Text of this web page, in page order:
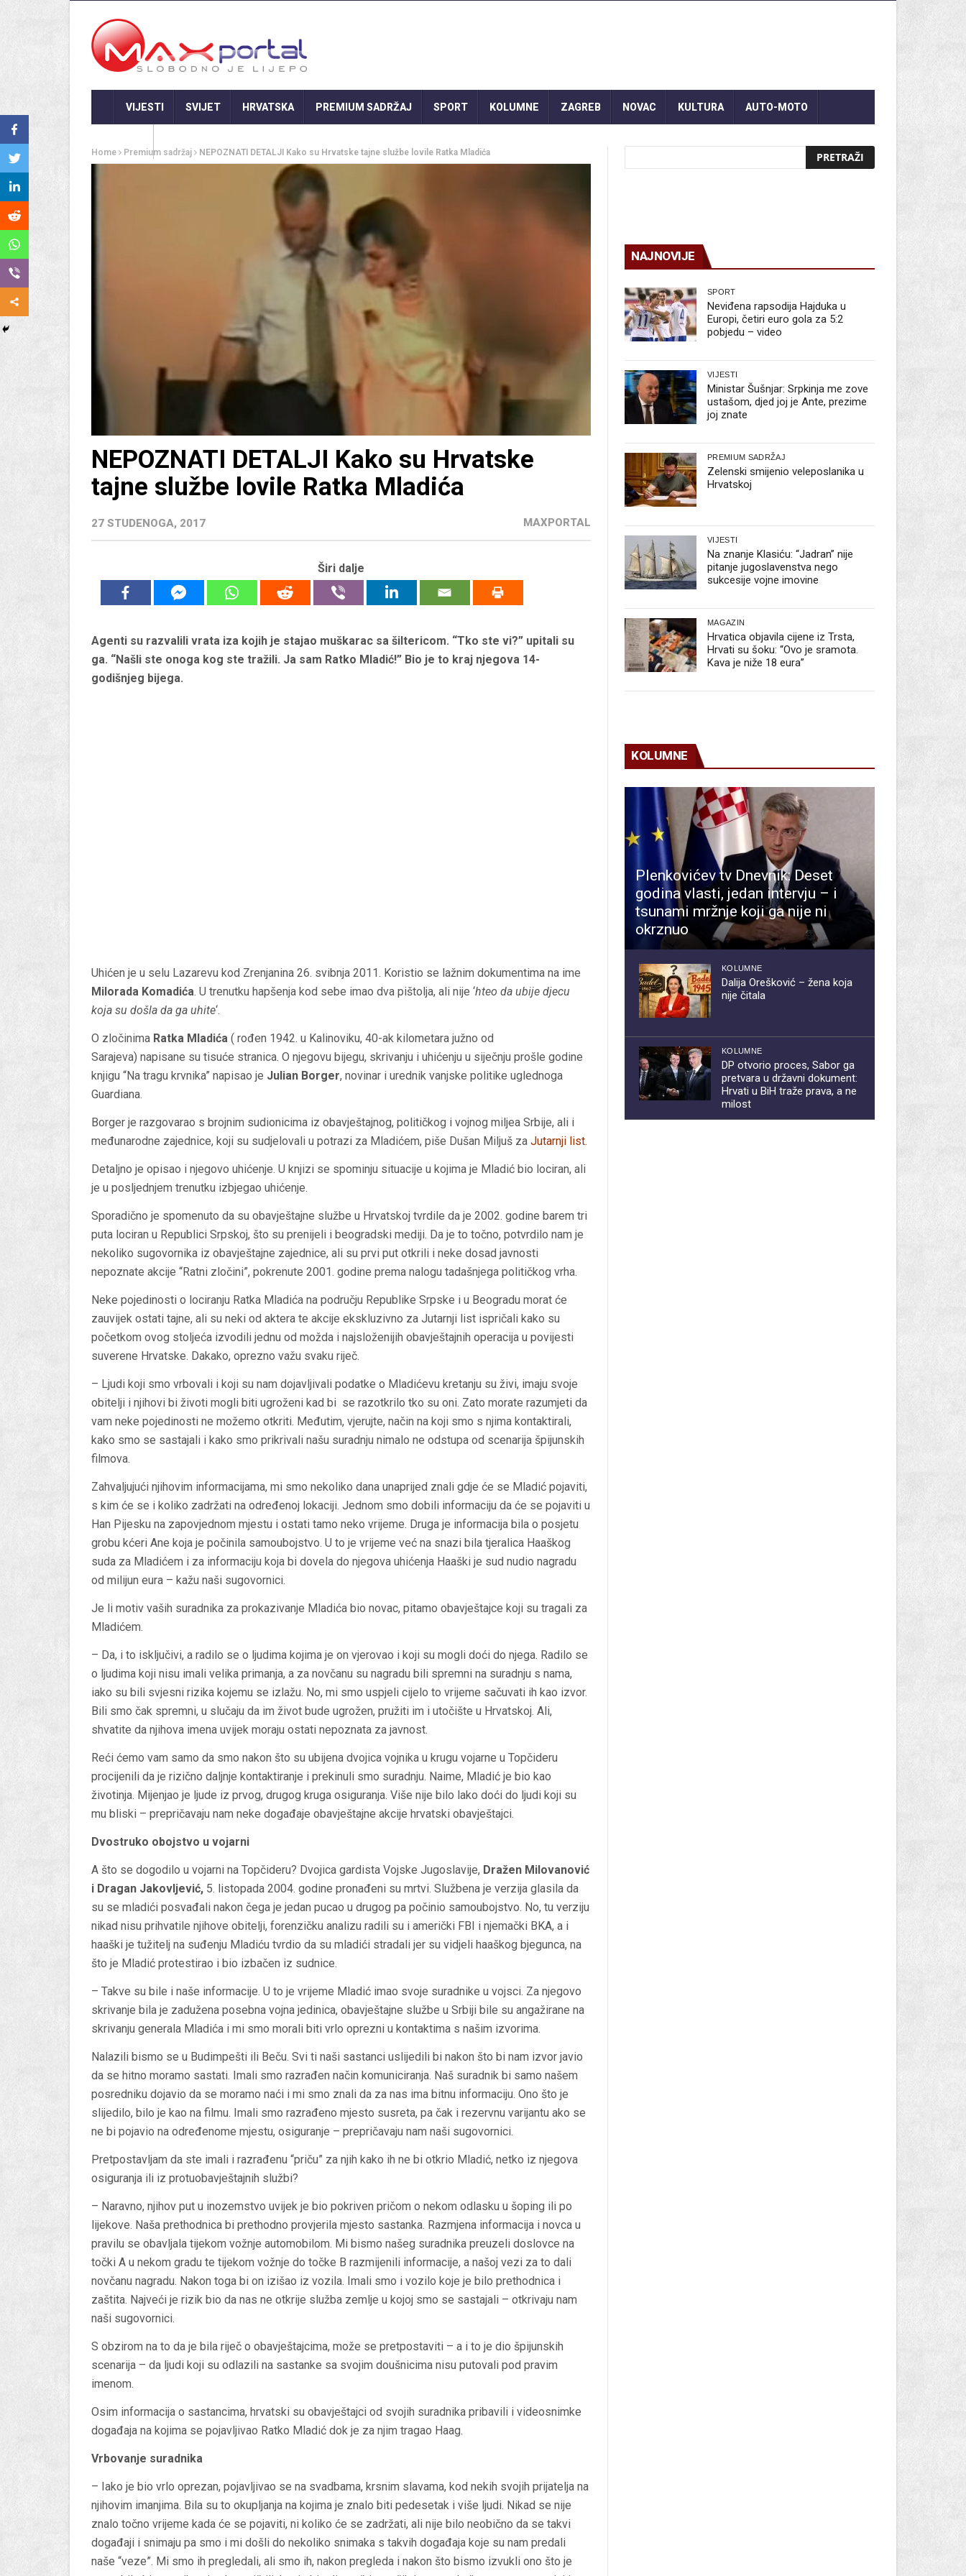
VIJESTI SVIJET HRVATSKA PREMIUM SADRŽAJ SPORT KOLUMNE ZAGREB NOVAC KULTURA AUTO-MOTO
Home Premium sadržaj NEPOZNATI DETALJI Kako su Hrvatske tajne službe lovile Ratka Mladića
NEPOZNATI DETALJI Kako su Hrvatske
tajne službe lovile Ratka Mladića
27 STUDENOGA, 2017 MAXPORTAL
Širi dalje
Agenti su razvalili vrata iza kojih je stajao muškarac sa šiltericom. “Tko ste vi?” upitali su
ga. “Našli ste onoga kog ste tražili. Ja sam Ratko Mladić!” Bio je to kraj njegova 14-
godišnjeg bijega.
Uhićen je u selu Lazarevu kod Zrenjanina 26. svibnja 2011. Koristio se lažnim dokumentima na ime
Milorada Komadića. U trenutku hapšenja kod sebe imao dva pištolja, ali nije ‘hteo da ubije djecu
koja su došla da ga uhite‘.
O zločinima Ratka Mladića ( rođen 1942. u Kalinoviku, 40-ak kilometara južno od
Sarajeva) napisane su tisuće stranica. O njegovu bijegu, skrivanju i uhićenju u siječnju prošle godine
knjigu “Na tragu krvnika” napisao je Julian Borger, novinar i urednik vanjske politike uglednoga
Guardiana.
Borger je razgovarao s brojnim sudionicima iz obavještajnog, političkog i vojnog miljea Srbije, ali i
međunarodne zajednice, koji su sudjelovali u potrazi za Mladićem, piše Dušan Miljuš za Jutarnji list.
Detaljno je opisao i njegovo uhićenje. U knjizi se spominju situacije u kojima je Mladić bio lociran, ali
je u posljednjem trenutku izbjegao uhićenje.
Sporadično je spomenuto da su obavještajne službe u Hrvatskoj tvrdile da je 2002. godine barem tri
puta lociran u Republici Srpskoj, što su prenijeli i beogradski mediji. Da je to točno, potvrdilo nam je
nekoliko sugovornika iz obavještajne zajednice, ali su prvi put otkrili i neke dosad javnosti
nepoznate akcije “Ratni zločini”, pokrenute 2001. godine prema nalogu tadašnjega političkog vrha.
Neke pojedinosti o lociranju Ratka Mladića na području Republike Srpske i u Beogradu morat će
zauvijek ostati tajne, ali su neki od aktera te akcije ekskluzivno za Jutarnji list ispričali kako su
početkom ovog stoljeća izvodili jednu od možda i najsloženijih obavještajnih operacija u povijesti
suverene Hrvatske. Dakako, oprezno važu svaku riječ.
– Ljudi koji smo vrbovali i koji su nam dojavljivali podatke o Mladićevu kretanju su živi, imaju svoje
obitelji i njihovi bi životi mogli biti ugroženi kad bi se razotkrilo tko su oni. Zato morate razumjeti da
vam neke pojedinosti ne možemo otkriti. Međutim, vjerujte, način na koji smo s njima kontaktirali,
kako smo se sastajali i kako smo prikrivali našu suradnju nimalo ne odstupa od scenarija špijunskih
filmova.
Zahvaljujući njihovim informacijama, mi smo nekoliko dana unaprijed znali gdje će se Mladić pojaviti,
s kim će se i koliko zadržati na određenoj lokaciji. Jednom smo dobili informaciju da će se pojaviti u
Han Pijesku na zapovjednom mjestu i ostati tamo neko vrijeme. Druga je informacija bila o posjetu
grobu kćeri Ane koja je počinila samoubojstvo. U to je vrijeme već na snazi bila tjeralica Haaškog
suda za Mladićem i za informaciju koja bi dovela do njegova uhićenja Haaški je sud nudio nagradu
od milijun eura – kažu naši sugovornici.
Je li motiv vaših suradnika za prokazivanje Mladića bio novac, pitamo obavještajce koji su tragali za
Mladićem.
– Da, i to isključivi, a radilo se o ljudima kojima je on vjerovao i koji su mogli doći do njega. Radilo se
o ljudima koji nisu imali velika primanja, a za novčanu su nagradu bili spremni na suradnju s nama,
iako su bili svjesni rizika kojemu se izlažu. No, mi smo uspjeli cijelo to vrijeme sačuvati ih kao izvor.
Bili smo čak spremni, u slučaju da im život bude ugrožen, pružiti im i utočište u Hrvatskoj. Ali,
shvatite da njihova imena uvijek moraju ostati nepoznata za javnost.
Reći ćemo vam samo da smo nakon što su ubijena dvojica vojnika u krugu vojarne u Topčideru
procijenili da je rizično daljnje kontaktiranje i prekinuli smo suradnju. Naime, Mladić je bio kao
životinja. Mijenjao je ljude iz prvog, drugog kruga osiguranja. Više nije bilo lako doći do ljudi koji su
mu bliski – prepričavaju nam neke događaje obavještajne akcije hrvatski obavještajci.
Dvostruko obojstvo u vojarni
A što se dogodilo u vojarni na Topčideru? Dvojica gardista Vojske Jugoslavije, Dražen Milovanović
i Dragan Jakovljević, 5. listopada 2004. godine pronađeni su mrtvi. Službena je verzija glasila da
su se mladići posvađali nakon čega je jedan pucao u drugog pa počinio samoubojstvo. No, tu verziju
nikad nisu prihvatile njihove obitelji, forenzičku analizu radili su i američki FBI i njemački BKA, a i
haaški je tužitelj na suđenju Mladiću tvrdio da su mladići stradali jer su vidjeli haaškog bjegunca, na
što je Mladić protestirao i bio izbačen iz sudnice.
– Takve su bile i naše informacije. U to je vrijeme Mladić imao svoje suradnike u vojsci. Za njegovo
skrivanje bila je zadužena posebna vojna jedinica, obavještajne službe u Srbiji bile su angažirane na
skrivanju generala Mladića i mi smo morali biti vrlo oprezni u kontaktima s našim izvorima.
Nalazili bismo se u Budimpešti ili Beču. Svi ti naši sastanci uslijedili bi nakon što bi nam izvor javio
da se hitno moramo sastati. Imali smo razrađen način komuniciranja. Naš suradnik bi samo našem
posredniku dojavio da se moramo naći i mi smo znali da za nas ima bitnu informaciju. Ono što je
slijedilo, bilo je kao na filmu. Imali smo razrađeno mjesto susreta, pa čak i rezervnu varijantu ako se
ne bi pojavio na određenome mjestu, osiguranje – prepričavaju nam naši sugovornici.
Pretpostavljam da ste imali i razrađenu “priču” za njih kako ih ne bi otkrio Mladić, netko iz njegova
osiguranja ili iz protuobavještajnih službi?
– Naravno, njihov put u inozemstvo uvijek je bio pokriven pričom o nekom odlasku u šoping ili po
lijekove. Naša prethodnica bi prethodno provjerila mjesto sastanka. Razmjena informacija i novca u
pravilu se obavljala tijekom vožnje automobilom. Mi bismo našeg suradnika preuzeli doslovce na
točki A u nekom gradu te tijekom vožnje do točke B razmijenili informacije, a našoj vezi za to dali
novčanu nagradu. Nakon toga bi on izišao iz vozila. Imali smo i vozilo koje je bilo prethodnica i
zaštita. Najveći je rizik bio da nas ne otkrije služba zemlje u kojoj smo se sastajali – otkrivaju nam
naši sugovornici.
S obzirom na to da je bila riječ o obavještajcima, može se pretpostaviti – a i to je dio špijunskih
scenarija – da ljudi koji su odlazili na sastanke sa svojim doušnicima nisu putovali pod pravim
imenom.
Osim informacija o sastancima, hrvatski su obavještajci od svojih suradnika pribavili i videosnimke
događaja na kojima se pojavljivao Ratko Mladić dok je za njim tragao Haag.
Vrbovanje suradnika
– Iako je bio vrlo oprezan, pojavljivao se na svadbama, krsnim slavama, kod nekih svojih prijatelja na
njihovim imanjima. Bila su to okupljanja na kojima je znalo biti pedesetak i više ljudi. Nikad se nije
znalo točno vrijeme kada će se pojaviti, ni koliko će se zadržati, ali nije bilo neobično da se takvi
događaji i snimaju pa smo i mi došli do nekoliko snimaka s takvih događaja koje su nam predali
naše “veze”. Mi smo ih pregledali, ali smo ih, nakon pregleda i nakon što bismo izvukli ono što je
NAJNOVIJE
SPORT
Neviđena rapsodija Hajduka u
Europi, četiri euro gola za 5:2
pobjedu – video
VIJESTI
Ministar Šušnjar: Srpkinja me zove
ustašom, djed joj je Ante, prezime
joj znate
PREMIUM SADRŽAJ
Zelenski smijenio veleposlanika u
Hrvatskoj
VIJESTI
Na znanje Klasiću: “Jadran” nije
pitanje jugoslavenstva nego
sukcesije vojne imovine
MAGAZIN
Hrvatica objavila cijene iz Trsta,
Hrvati su šoku: “Ovo je sramota.
Kava je niže 18 eura”
KOLUMNE
Plenkovićev tv Dnevnik: Deset
godina vlasti, jedan intervju – i
tsunami mržnje koji ga nije ni
okrznuo
KOLUMNE
Dalija Orešković – žena koja
nije čitala
KOLUMNE
DP otvorio proces, Sabor ga
pretvara u državni dokument:
Hrvati u BiH traže prava, a ne
milost